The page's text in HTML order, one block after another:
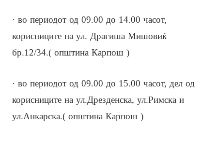
· во периодот од 09.00 до 14.00 часот,
корисниците на ул. Драгиша Мишовиќ
бр.12/34.( општина Карпош )
· во периодот од 09.00 до 15.00 часот, дел од
корисниците на ул.Дрезденска, ул.Римска и
ул.Анкарска.( општина Карпош )